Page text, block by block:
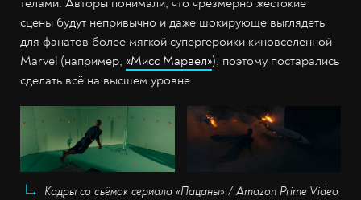
телами. Авторы понимали, что чрезмерно жестокие
сцены будут непривычно и даже шокирующе выглядеть
для фанатов более мягкой супергероики киновселенной
Marvel (например, «Мисс Марвел»), поэтому постарались
сделать всё на высшем уровне.
Кадры со съёмок сериала «Пацаны» / Amazon Prime Video